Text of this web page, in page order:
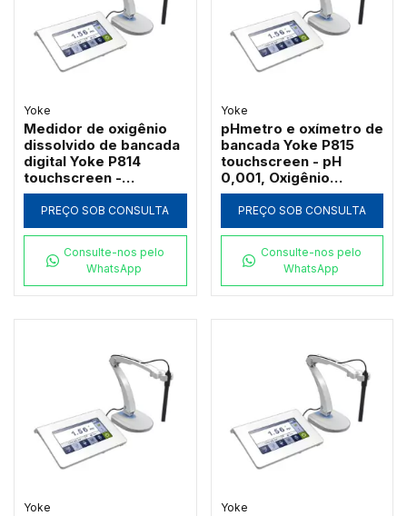
Yoke
Medidor de oxigênio
dissolvido de bancada
digital Yoke P814
touchscreen -
Concentração e
Saturação
PREÇO SOB CONSULTA
Consulte-nos pelo
WhatsApp
Yoke
pHmetro e oxímetro de
bancada Yoke P815
touchscreen - pH
0,001, Oxigênio
Dissolvido e
temperatura
PREÇO SOB CONSULTA
Consulte-nos pelo
WhatsApp
Yoke Yoke